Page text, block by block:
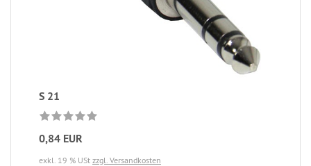
S 21
0,84 EUR
exkl. 19 % USt zzgl. Versandkosten